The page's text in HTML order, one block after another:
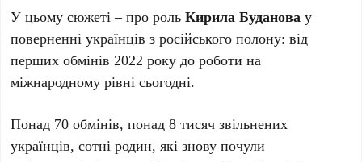
У цьому сюжеті – про рольКирила Буданова у
поверненні українців з російського полону: від
перших обмінів 2022 року до роботи на
міжнародному рівні сьогодні.
Понад 70 обмінів, понад 8 тисяч звільнених
українців, сотні родин, які знову почули